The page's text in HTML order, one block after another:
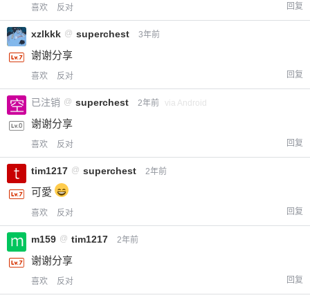
立刻支付
喜欢 反对 回复
xzlkkk @ superchest 3年前
谢谢分享
喜欢 反对 回复
已注销 @ superchest 2年前 via Android
谢谢分享
喜欢 反对 回复
tim1217 @ superchest 2年前
可愛
喜欢 反对 回复
m159 @ tim1217 2年前
谢谢分享
喜欢 反对 回复
忘记密码？找回 已有帐号？登录